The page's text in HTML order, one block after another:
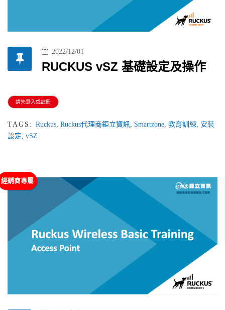
2022/12/01
RUCKUS vSZ 基礎設定及操作
請先登入或註冊
TAGS: Ruckus, Ruckus代理商鉅立資訊, Smartzone, 教育訓練, 安裝
設定, vSZ